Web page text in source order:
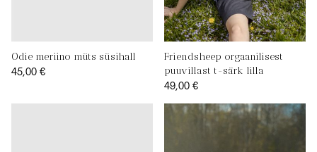
Odie meriino müts süsihall
45,00 €
Friendsheep orgaanilisest
puuvillast t-särk lilla
49,00 €